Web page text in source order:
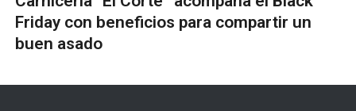
Friday con beneficios para compartir un
buen asado